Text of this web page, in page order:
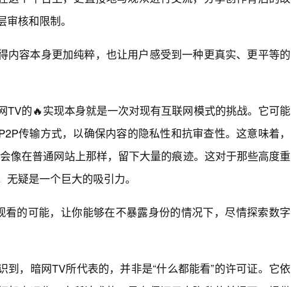
核和限制。
内容本身更加纯粹，也让用户感受到一种更真实、更平等的
TV的🔥实现本身就是一次对现有互联网模式的挑战。它可能
传输方式，以确保内容的隐私性和抗审查性。这意味着，
像在普通网站上那样，留下大量的痕迹。这对于那些高度重
疑是一个巨大的吸引力。
看的可能，让你能够在不暴露身份的情况下，尽情探索数字
到，暗网TV所代表的，并非是“什么都能看”的许可证。它依